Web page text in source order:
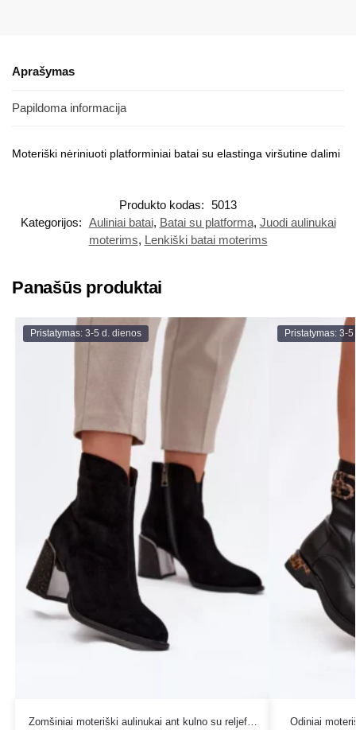
Aprašymas
Papildoma informacija
Moteriški nėriniuoti platforminiai batai su elastinga viršutine dalimi
Produkto kodas: 5013
Kategorijos: Auliniai batai, Batai su platforma, Juodi aulinukai
moterims, Lenkiški batai moterims
Panašūs produktai
Pristatymas: 3-5 d. dienos
Zomšiniai moteriški aulinukai ant kulno su reljefu,
Pristatymas: 3-
Odiniai